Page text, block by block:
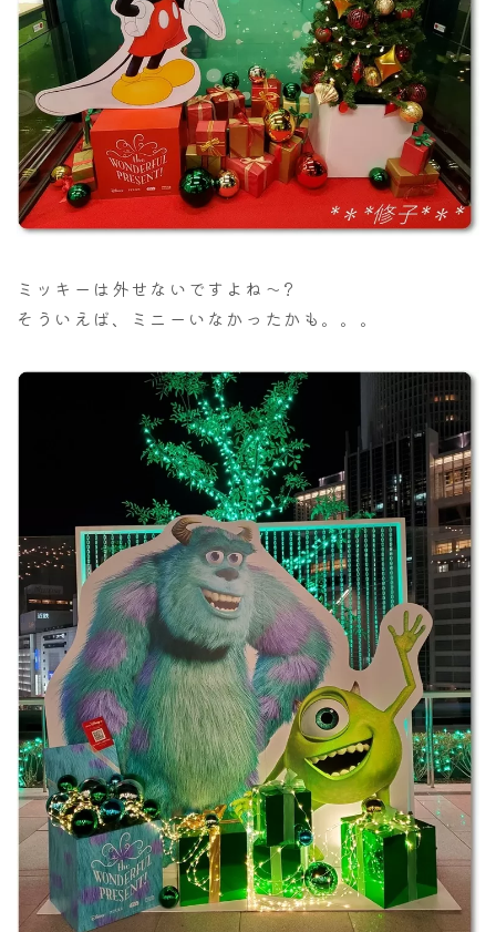
ミッキーは外せないですよね～?
そういえば、ミニーいなかったかも。。。